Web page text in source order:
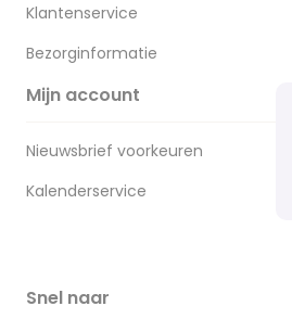
Klantenservice
Bezorginformatie
Mijn account
Nieuwsbrief voorkeuren
Kalenderservice
Snel naar